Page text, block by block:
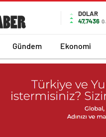
DOLAR
47,7436
Gündem Ekonomi